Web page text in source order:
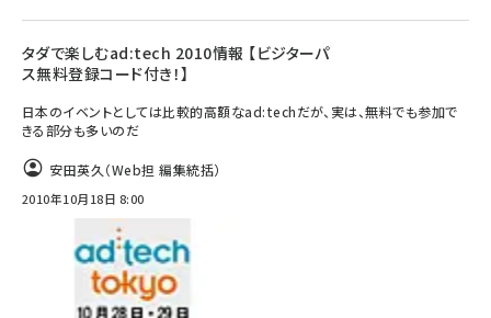
タダで楽しむad:tech 2010情報 【ビジターパ
ス無料登録コード付き！】
日本のイベントとしては比較的高額なad:techだが、実は、無料でも参加で
きる部分も多いのだ
安田英久（Web担 編集統括）
2010年10月18日 8:00